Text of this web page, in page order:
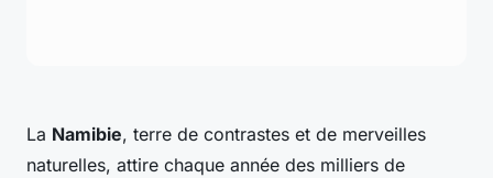
La Namibie, terre de contrastes et de merveilles
naturelles, attire chaque année des milliers de